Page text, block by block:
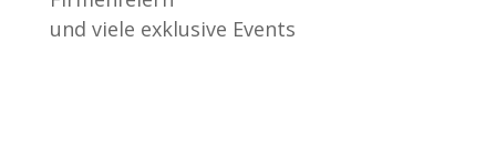
und viele exklusive Events